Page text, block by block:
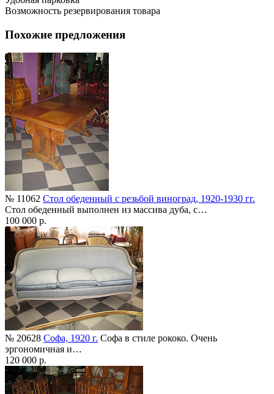
Возможность резервирования товара
Похожие предложения
№ 11062 Стол обеденный с резьбой виноград, 1920-1930 гг.
Стол обеденный выполнен из массива дуба, с…
100 000 р.
№ 20628 Софа, 1920 г. Софа в стиле рококо. Очень
эргономичная и…
120 000 р.